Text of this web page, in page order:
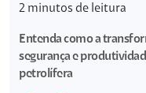
2 minutos de leitura
Entenda como a
segurança e
petrolífera